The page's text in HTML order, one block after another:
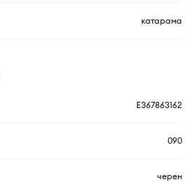
катарама
E367863162
090
черен